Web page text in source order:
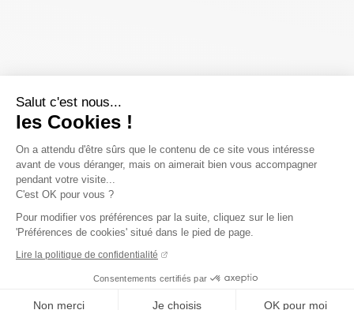
Salut c'est nous...
les Cookies !
On a attendu d'être sûrs que le contenu de ce site vous intéresse
avant de vous déranger, mais on aimerait bien vous accompagner
pendant votre visite...
C'est OK pour vous ?
Pour modifier vos préférences par la suite, cliquez sur le lien
'Préférences de cookies' situé dans le pied de page.
Lire la politique de confidentialité
Consentements certifiés par
Non merci Je choisis OK pour moi